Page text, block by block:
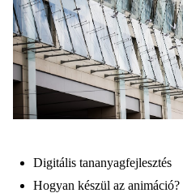
Digitális tananyagfejlesztés
Hogyan készül az animáció?